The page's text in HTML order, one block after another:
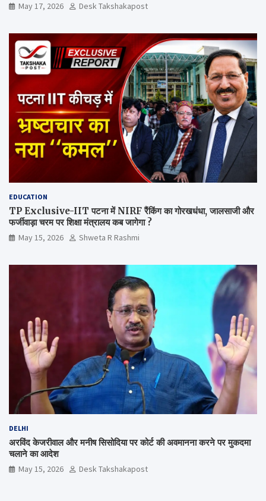
May 17, 2026 Desk Takshakapost
EDUCATION
TP Exclusive-IIT पटना में NIRF रैंकिंग का गोरखधंधा, जालसाजी और
फर्जीवाड़ा चरम पर शिक्षा मंत्रालय कब जागेगा ?
May 15, 2026 Shweta R Rashmi
DELHI
अरविंद केजरीवाल और मनीष सिसोदिया पर कोर्ट की अवमानना करने पर मुकदमा
चलाने का आदेश
May 15, 2026 Desk Takshakapost